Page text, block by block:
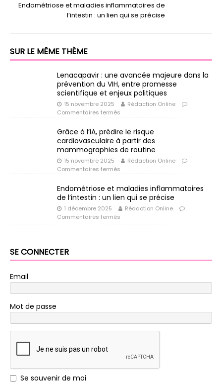
Endométriose et maladies inflammatoires de
l’intestin : un lien qui se précise
SUR LE MÊME THÈME
Lenacapavir : une avancée majeure dans la
prévention du VIH, entre promesse
scientifique et enjeux politiques
15 novembre 2025
Rédaction Online
Commentaires fermés
Grâce à l’IA, prédire le risque
cardiovasculaire à partir des
mammographies de routine
15 novembre 2025
Rédaction Online
Commentaires fermés
Endométriose et maladies inflammatoires
de l’intestin : un lien qui se précise
1 décembre 2025
Rédaction Online
Commentaires fermés
SE CONNECTER
Email
Mot de passe
Se souvenir de moi